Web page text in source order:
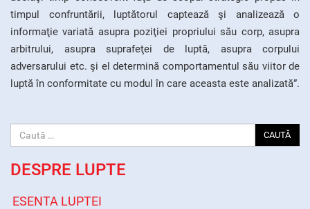
timpul confruntării, luptătorul captează şi analizează o
informaţie variată asupra poziţiei propriului său corp, asupra
arbitrului, asupra suprafeţei de luptă, asupra corpului
adversarului etc. şi el determină comportamentul său viitor de
luptă în conformitate cu modul în care aceasta este analizată”.
CAUTĂ
DESPRE LUPTE
ESENTA LUPTEI